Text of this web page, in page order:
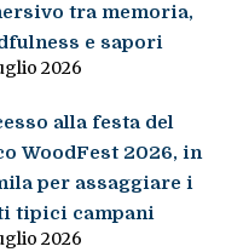
tra memoria,
e sapori
2026
alla festa del
WoodFest 2026, in
per assaggiare i
tipici campani
2026